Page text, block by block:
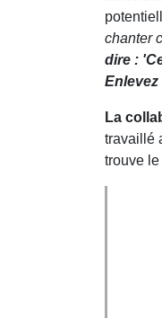
chanter
dire :
La
travaillé
trouve